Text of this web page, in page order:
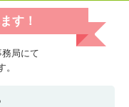
す！
局にて
。